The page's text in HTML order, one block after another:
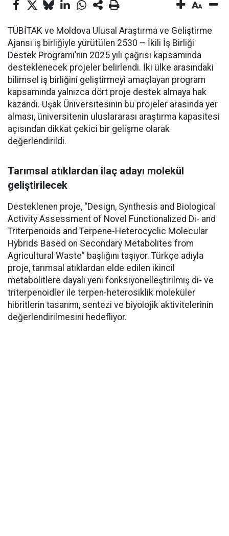
TÜBİTAK ve Moldova Ulusal Araştırma ve Geliştirme
Ajansı iş birliğiyle yürütülen 2530 – İkili İş Birliği
Destek Programı’nın 2025 yılı çağrısı kapsamında
desteklenecek projeler belirlendi. İki ülke arasındaki
bilimsel iş birliğini geliştirmeyi amaçlayan program
kapsamında yalnızca dört proje destek almaya hak
kazandı. Uşak Üniversitesinin bu projeler arasında yer
alması, üniversitenin uluslararası araştırma kapasitesi
açısından dikkat çekici bir gelişme olarak
değerlendirildi.
Tarımsal atıklardan ilaç adayı molekül
geliştirilecek
Desteklenen proje, “Design, Synthesis and Biological
Activity Assessment of Novel Functionalized Di- and
Triterpenoids and Terpene-Heterocyclic Molecular
Hybrids Based on Secondary Metabolites from
Agricultural Waste” başlığını taşıyor. Türkçe adıyla
proje, tarımsal atıklardan elde edilen ikincil
metabolitlere dayalı yeni fonksiyonelleştirilmiş di- ve
triterpenoidler ile terpen-heterosiklik moleküler
hibritlerin tasarımı, sentezi ve biyolojik aktivitelerinin
değerlendirilmesini hedefliyor.